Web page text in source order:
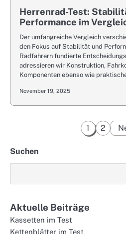
Herrenrad-Test:
Performance im
Der umfangreiche Vergleich
den Fokus auf Stabilität und
Radfahrern fundierte
adressieren wir Konstruktion,
Komponenten ebenso wie
November 19, 2025
1 2
Suchen
Aktuelle Beiträge
Kassetten im Test
Kettenblätter im Test